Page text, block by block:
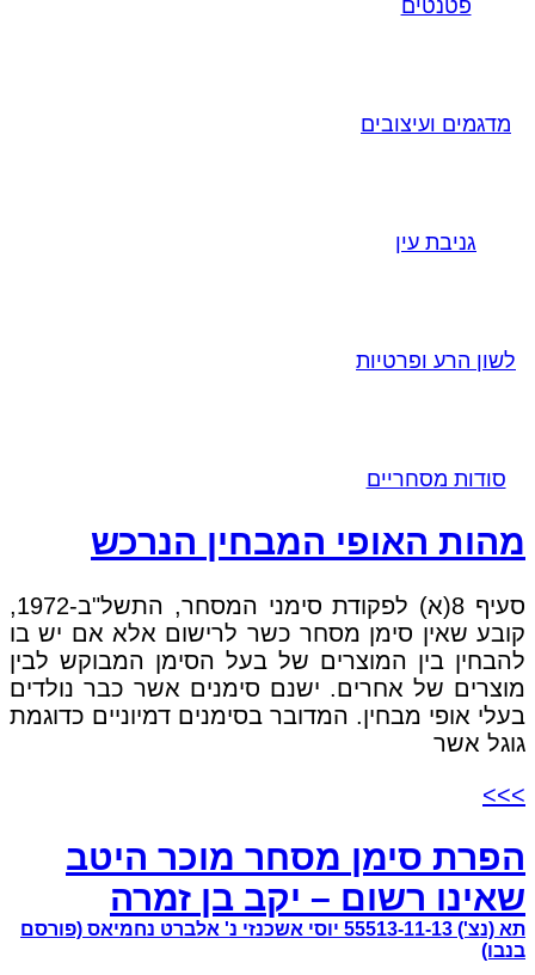
פטנטים
מדגמים ועיצובים
גניבת עין
לשון הרע ופרטיות
סודות מסחריים
מהות האופי המבחין הנרכש
סעיף 8(א) לפקודת סימני המסחר, התשל"ב-1972,
קובע שאין סימן מסחר כשר לרישום אלא אם יש בו
להבחין בין המוצרים של בעל הסימן המבוקש לבין
מוצרים של אחרים. ישנם סימנים אשר כבר נולדים
בעלי אופי מבחין. המדובר בסימנים דמיוניים כדוגמת
גוגל אשר
>>>
הפרת סימן מסחר מוכר היטב
שאינו רשום – יקב בן זמרה
תא (נצ') 55513-11-13 יוסי אשכנזי נ' אלברט נחמיאס (פורסם
בנבו)